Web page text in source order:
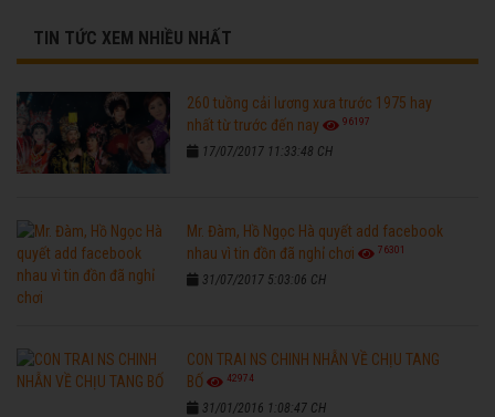
TIN TỨC XEM NHIỀU NHẤT
260 tuồng cải lương xưa trước 1975 hay
nhất từ trước đến nay
96197
17/07/2017 11:33:48 CH
Mr. Đàm, Hồ Ngọc Hà quyết add facebook
nhau vì tin đồn đã nghỉ chơi
76301
31/07/2017 5:03:06 CH
CON TRAI NS CHINH NHẪN VỀ CHỊU TANG
BỐ
42974
31/01/2016 1:08:47 CH